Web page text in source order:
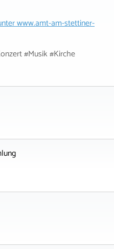
www.amt-am-stettiner-
#Musik #Kirche